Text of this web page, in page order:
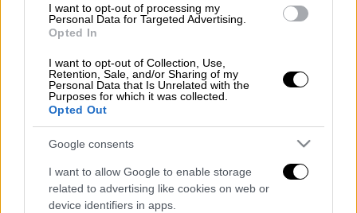
I want to opt-out of processing my
Personal Data for Targeted Advertising.
Opted In
I want to opt-out of Collection, Use,
Retention, Sale, and/or Sharing of my
Personal Data that Is Unrelated with the
Purposes for which it was collected.
Opted Out
Google consents
I want to allow Google to enable storage
related to advertising like cookies on web or
device identifiers in apps.
Ο παππούς της, που έχει πεθάνει εδώ και
δύο χρόνια, στεκόταν έξω από το σπίτι του,
μέσα στη φάρμα, τη στιγμή που το
αυτοκίνητο της Google τραβούσε τα πλάνα
για τους χάρτες. Πλέον, η Λέσλι έχει
ακόμη φωτογραφίααπό το αγαπημένο της
πρόσωπο.
Τη συγκεκριμένη εμπειρία μοιράστηκε στον
προσωπικό της λογαριασμό στο Twitter,